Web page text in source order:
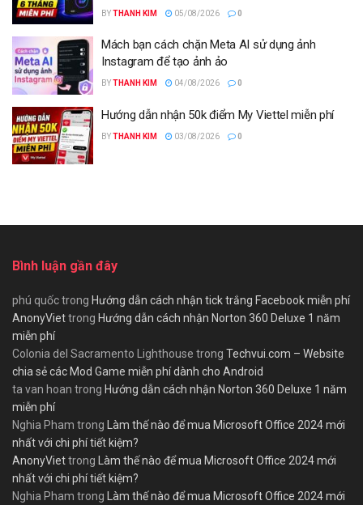
BYTHANH KIM 05/08/2026 0
Mách bạn cách chặn Meta AI sử dụng ảnh
Instagram để tạo ảnh ảo
BYTHANH KIM 04/08/2026 0
Hướng dẫn nhận 50k điểm My Viettel miễn phí
BYTHANH KIM 03/08/2026 0
Bình luận gần đây
phú quốctrong Hướng dẫn cách nhận tick trắng Facebook miễn phí
AnonyViettrong Hướng dẫn cách nhận Norton 360 Deluxe 1 năm
miễn phí
Colonia del Sacramento Lighthouse trong Techvui.com – Website
chia sẻ các Mod Game miễn phí dành cho Android
ta van hoan trong Hướng dẫn cách nhận Norton 360 Deluxe 1 năm
miễn phí
Nghia Pham trong Làm thế nào để mua Microsoft Office 2024 mới
nhất với chi phí tiết kiệm?
AnonyViettrong Làm thế nào để mua Microsoft Office 2024 mới
nhất với chi phí tiết kiệm?
Nghia Pham trong Làm thế nào để mua Microsoft Office 2024 mới